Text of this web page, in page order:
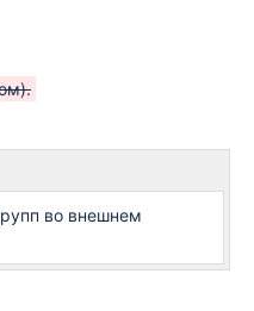
во внешнем